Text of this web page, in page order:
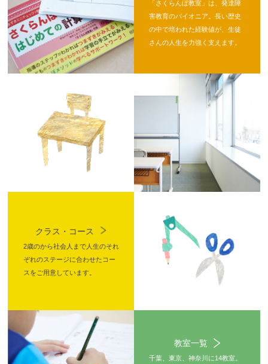
「さくらんぼ教室」は、発達障
害教育のパイオニア。長い歴史
の中で培われた経験値が、生徒
さんの人生を力強く支えます。
クラス・コース
2歳のから社会人まで人生のそれ
ぞれのステージに合わせたコー
スをご用意しています。
教室一覧
千葉、東京、神奈川に14教室。